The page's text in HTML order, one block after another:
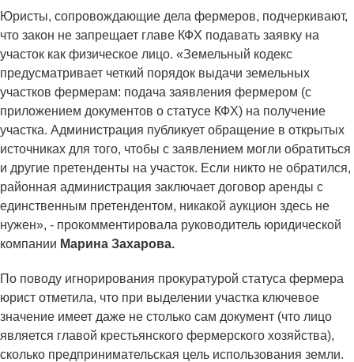
Юристы, сопровождающие дела фермеров, подчеркивают,
что закон не запрещает главе КФХ подавать заявку на
участок как физическое лицо. «Земельный кодекс
предусматривает четкий порядок выдачи земельных
участков фермерам: подача заявления фермером (с
приложением документов о статусе КФХ) на получение
участка. Администрация публикует обращение в открытых
источниках для того, чтобы с заявлением могли обратиться
и другие претенденты на участок. Если никто не обратился,
районная администрация заключает договор аренды с
единственным претендентом, никакой аукцион здесь не
нужен», - прокомментировала руководитель юридической
компании Марина Захарова.
По поводу игнорирования прокуратурой статуса фермера
юрист отметила, что при выделении участка ключевое
значение имеет даже не столько сам документ (что лицо
является главой крестьянского фермерского хозяйства),
сколько предпринимательская цель использования земли.